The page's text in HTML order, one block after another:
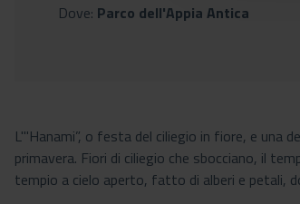
Dove: Parco dell'Appia Antica
L'"Hanami”, o festa del ciliegio in fiore, e una
primavera. Fiori di ciliegio che sbocciano, il
tempio a cielo aperto, fatto di alberi e petali,